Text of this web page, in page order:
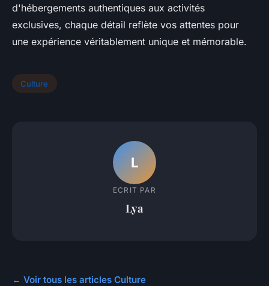
d'hébergements authentiques aux activités
exclusives, chaque détail reflète vos attentes pour
une expérience véritablement unique et mémorable.
Culture
L
ECRIT PAR
Lya
← Voir tous les articles Culture